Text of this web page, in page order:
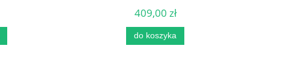
409,00 zł
do koszyka